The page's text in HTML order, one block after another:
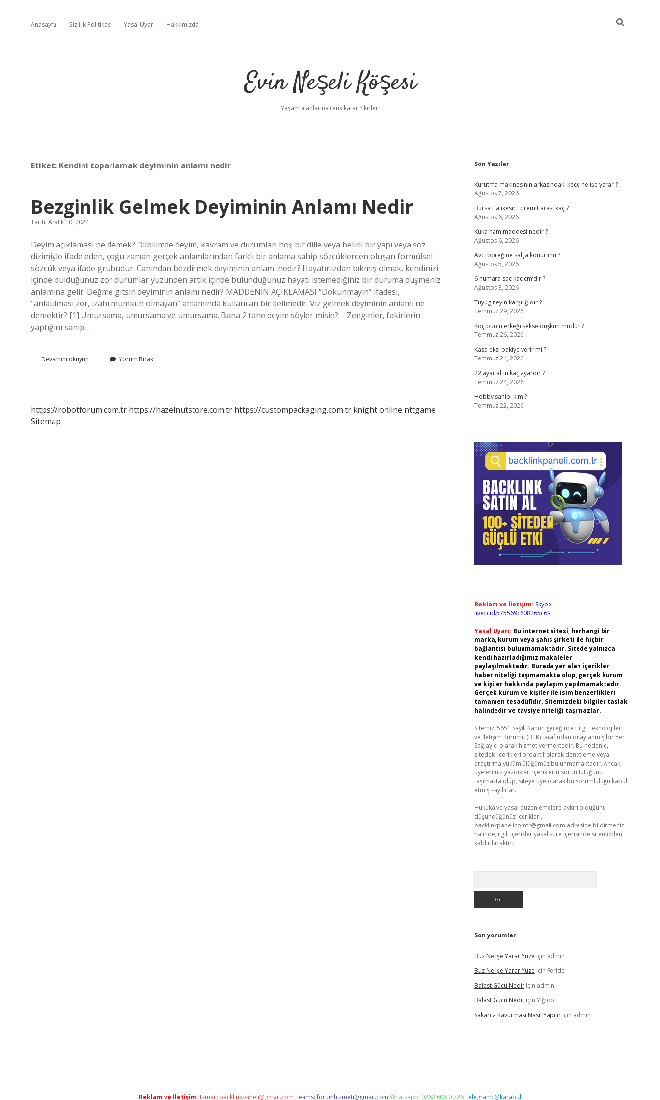
Anasayfa Gizlilik Politikası Yasal Uyarı Hakkımızda
Evin Neşeli Köşesi
Yaşam alanlarına renk katan fikirler!
Etiket: Kendini toparlamak deyiminin anlamı nedir
Bezginlik Gelmek Deyiminin Anlamı Nedir
Tarih: Aralık 10, 2024
Deyim açıklaması ne demek? Dilbilimde deyim, kavram ve durumları hoş bir dille veya belirli bir yapı veya söz
dizimiyle ifade eden, çoğu zaman gerçek anlamlarından farklı bir anlama sahip sözcüklerden oluşan formülsel
sözcük veya ifade grubudur. Canından bezdirmek deyiminin anlamı nedir? Hayatınızdan bıkmış olmak, kendinizi
içinde bulduğunuz zor durumlar yüzünden artık içinde bulunduğunuz hayatı istemediğiniz bir duruma düşmeniz
anlamına gelir. Değme gitsin deyiminin anlamı nedir? MADDENİN AÇIKLAMASI “Dokunmayın” ifadesi,
“anlatılması zor, izahı mümkün olmayan” anlamında kullanılan bir kelimedir. Vız gelmek deyiminin anlamı ne
demektir? [1] Umursama, umursama ve umursama. Bana 2 tane deyim söyler misin? – Zenginler, fakirlerin
yaptığını sanıp…
Devamını okuyun Bezginlik
Gelmek
Yorum Bırak
https://robotforum.com.tr https://hazelnutstore.com.tr https://custompackaging.com.tr knight online nttgame
Sitemap
Sidebar
Son Yazılar
Kurutma makinesinin arkasındaki keçe ne işe yarar ?
Ağustos 7, 2026
Bursa Balıkesir Edremit arası kaç ?
Ağustos 6, 2026
Kuka ham maddesi nedir ?
Ağustos 6, 2026
Avcı böreğine salça konur mu ?
Ağustos 5, 2026
6 numara saç kaç cm’dir ?
Ağustos 3, 2026
Tuyug neyin karşılığıdır ?
Temmuz 29, 2026
Koç burcu erkeği sekse düşkün müdür ?
Temmuz 26, 2026
Kasa eksi bakiye verir mi ?
Temmuz 24, 2026
22 ayar altın kaç ayardır ?
Temmuz 24, 2026
Hobby sahibi kim ?
Temmuz 22, 2026
Reklam ve İletişim: Skype:
live:.cid.575569c608265c69
Yasal Uyarı: Bu internet sitesi, herhangi bir
marka, kurum veya şahıs şirketi ile hiçbir
bağlantısı bulunmamaktadır. Sitede yalnızca
kendi hazırladığımız makaleler
paylaşılmaktadır. Burada yer alan içerikler
haber niteliği taşımamakta olup, gerçek kurum
ve kişiler hakkında paylaşım yapılmamaktadır.
Gerçek kurum ve kişiler ile isim benzerlikleri
tamamen tesadüfidir. Sitemizdeki bilgiler taslak
halindedir ve tavsiye niteliği taşımazlar.
Sitemiz, 5651 Sayılı Kanun gereğince Bilgi Teknolojileri
ve İletişim Kurumu (BTK) tarafından onaylanmış bir Yer
Sağlayıcı olarak hizmet vermektedir. Bu nedenle,
sitedeki içerikleri proaktif olarak denetleme veya
araştırma yükümlülüğümüz bulunmamaktadır. Ancak,
üyelerimiz yazdıkları içeriklerin sorumluluğunu
taşımakta olup, siteye üye olarak bu sorumluluğu kabul
etmiş sayılırlar.
Hukuka ve yasal düzenlemelere aykırı olduğunu
düşündüğünüz içerikleri,
backlinkpanelicomtr@gmail.com adresine bildirmeniz
halinde, ilgili içerikler yasal süre içerisinde sitemizden
kaldırılacaktır.
Son yorumlar
Buz Ne Işe Yarar Yüze için admin
Buz Ne Işe Yarar Yüze için Feride
Balast Gücü Nediriçin admin
Balast Gücü Nediriçin Yiğido
Sakarca Kavurması Nasıl Yapılıriçin admin
Reklam ve İletişim: E-mail: backlinkpaneli@gmail.com Teams:forumhizmeti@gmail.com Whatsapp: 0262 606 0 726Telegram: @karabul